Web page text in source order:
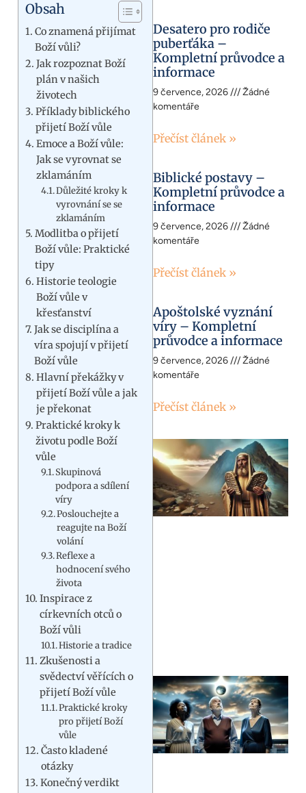
Obsah
Co znamená přijímat
Boží vůli?
Jak rozpoznat Boží
plán v našich
životech
Příklady biblického
přijetí Boží vůle
Emoce a Boží vůle:
Jak se vyrovnat se
zklamáním
Důležité kroky k
vyrovnání se se
zklamáním
Modlitba o přijetí
Boží vůle: Praktické
tipy
Historie teologie
Boží vůle v
křesťanství
Jak se disciplína a
víra spojují v přijetí
Boží vůle
Hlavní překážky v
přijetí Boží vůle a jak
je překonat
Praktické kroky k
životu podle Boží
vůle
Skupinová
podpora a sdílení
víry
Poslouchejte a
reagujte na Boží
volání
Reflexe a
hodnocení svého
života
Inspirace z
církevních otců o
Boží vůli
Historie a tradice
Zkušenosti a
svědectví věřících o
přijetí Boží vůle
Praktické kroky
pro přijetí Boží
vůle
Často kladené
otázky
Konečný verdikt
Desatero pro rodiče
puberťáka –
Kompletní průvodce a
informace
9 července, 2026
Žádné
komentáře
Přečíst článek »
Biblické postavy –
Kompletní průvodce a
informace
9 července, 2026
Žádné
komentáře
Přečíst článek »
Apoštolské vyznání
víry – Kompletní
průvodce a informace
9 července, 2026
Žádné
komentáře
Přečíst článek »